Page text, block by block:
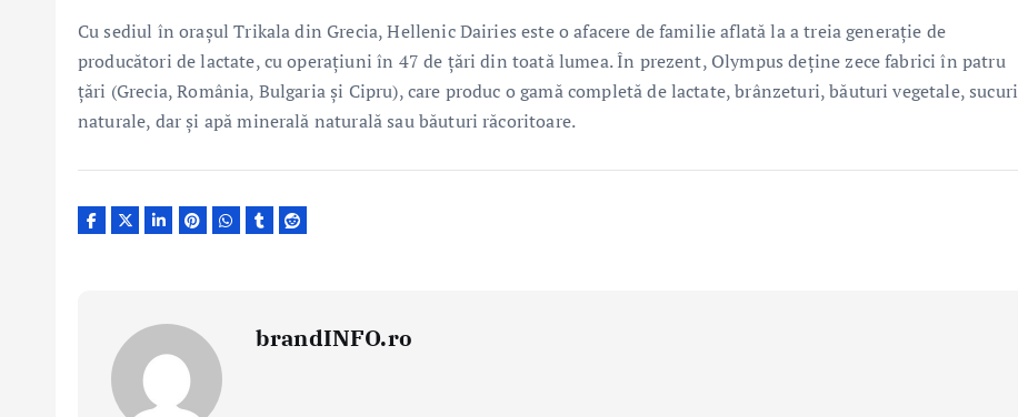
Cu sediul în orașul Trikala din Grecia, Hellenic Dairies este o afacere de familie aflată la a treia generație de
producători de lactate, cu operațiuni în 47 de țări din toată lumea. În prezent, Olympus deține zece fabrici în patru
țări (Grecia, România, Bulgaria și Cipru), care produc o gamă completă de lactate, brânzeturi, băuturi vegetale, sucuri
naturale, dar și apă minerală naturală sau băuturi răcoritoare.
brandINFO.ro